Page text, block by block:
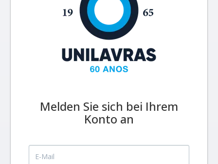
Melden Sie sich bei Ihrem
Konto an
E-Mail